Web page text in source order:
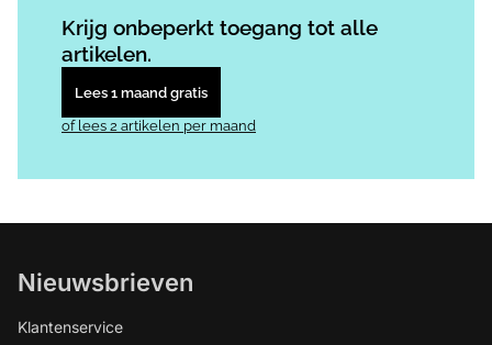
Krijg onbeperkt toegang tot alle
artikelen.
Lees 1 maand gratis
of lees 2 artikelen per maand
Nieuwsbrieven
Klantenservice